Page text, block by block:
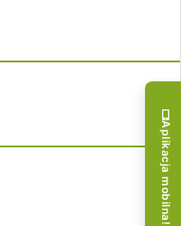
Aplikacja mobilna!